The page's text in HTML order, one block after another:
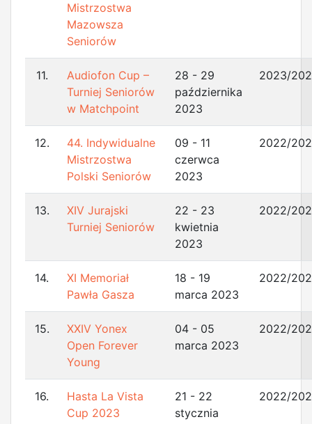
Mistrzostwa
Mazowsza
Seniorów
11.
Audiofon Cup –
Turniej Seniorów
w Matchpoint
28 - 29
października
2023
2023/
12.
44. Indywidualne
Mistrzostwa
Polski Seniorów
09 - 11
czerwca
2023
2022/
13.
XIV Jurajski
Turniej Seniorów
22 - 23
kwietnia
2023
2022/
14.
XI Memoriał
Pawła Gasza
18 - 19
marca 2023
2022/
15.
XXIV Yonex
Open Forever
Young
04 - 05
marca 2023
2022/
16.
Hasta La Vista
Cup 2023
21 - 22
stycznia
2022/